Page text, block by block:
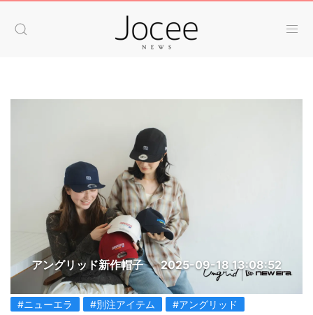
アングリッド新作帽子 2025-09-18 13:08:52
#ニューエラ #別注アイテム #アングリッド